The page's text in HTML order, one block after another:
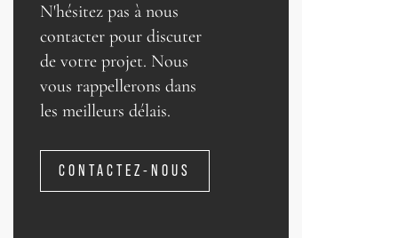
N'hésitez pas à nous
contacter pour discuter
de votre projet. Nous
vous rappellerons dans
les meilleurs délais.
CONTACTEZ-NOUS